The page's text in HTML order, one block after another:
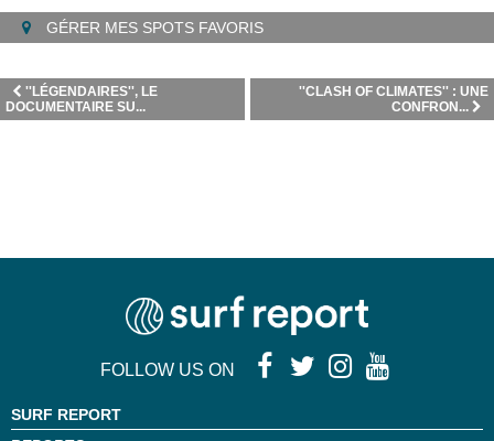
GÉRER MES SPOTS FAVORIS
''CLASH OF CLIMATES'' : UNE
CONFRON...
''LÉGENDAIRES'', LE
DOCUMENTAIRE SU...
FOLLOW US ON
SURF REPORT